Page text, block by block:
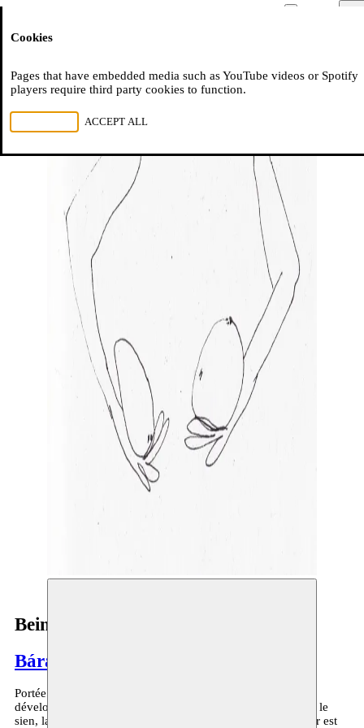
Being
Bára Sigfúsdóttir
Portée par une curiosité constante des autres cultures et du
développement du mouvement dans d’autres contextes que le
sien, la chorégraphe et danseuse islandaise Bára Sigfúsdóttir est
Cookies
Pages that have embedded media such as YouTube videos or Spotify
players require third party cookies to function.
ACCEPT ALL